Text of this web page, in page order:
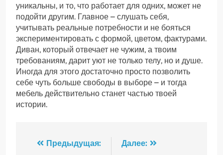
уникальны, и то, что работает для одних, может не
подойти другим. Главное – слушать себя,
учитывать реальные потребности и не бояться
экспериментировать с формой, цветом, фактурами.
Диван, который отвечает не чужим, а твоим
требованиям, дарит уют не только телу, но и душе.
Иногда для этого достаточно просто позволить
себе чуть больше свободы в выборе – и тогда
мебель действительно станет частью твоей
истории.
Навигация
Предыдущая:
Далее: